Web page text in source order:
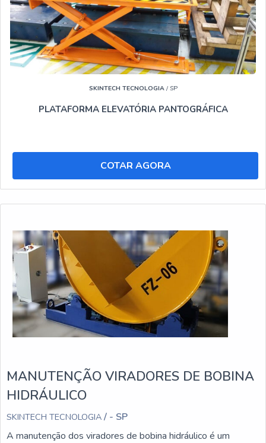
SKINTECH TECNOLOGIA/ SP
PLATAFORMA ELEVATÓRIA PANTOGRÁFICA
COTAR AGORA
MANUTENÇÃO VIRADORES DE BOBINA
HIDRÁULICO
SKINTECH TECNOLOGIA / - SP
A manutenção dos viradores de bobina hidráulico é um